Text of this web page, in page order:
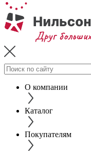
О компании
Каталог
Покупателям